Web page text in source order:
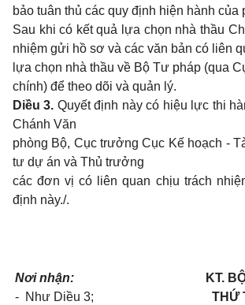
bảo tuân thủ các quy định hiện hành của
Sau khi có kết quả lựa chọn nhà thầu
nhiệm gửi hồ sơ và các văn bản có liên
lựa chọn nhà thầu về Bộ Tư pháp (qua
chính) để theo dõi và quản lý.
Diều 3. Quyết định này có hiệu lực thi
Chánh Văn
phòng Bộ, Cục trưởng Cục Kế hoạch -
tư dự án và Thủ trưởng
các đơn vị có liên quan chịu trách
định này./.
Nơi nhận:
- Như Diều 3;
KT.
THỨ